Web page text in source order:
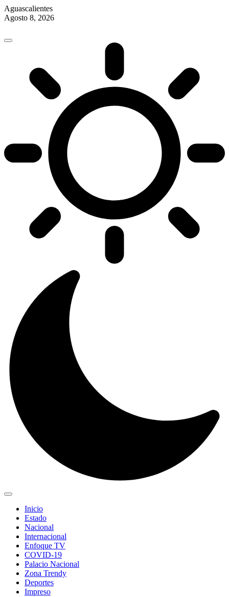
Aguascalientes
Agosto 8, 2026
content
Inicio
Estado
Nacional
Internacional
Enfoque TV
COVID-19
Palacio Nacional
Zona Trendy
Deportes
Impreso